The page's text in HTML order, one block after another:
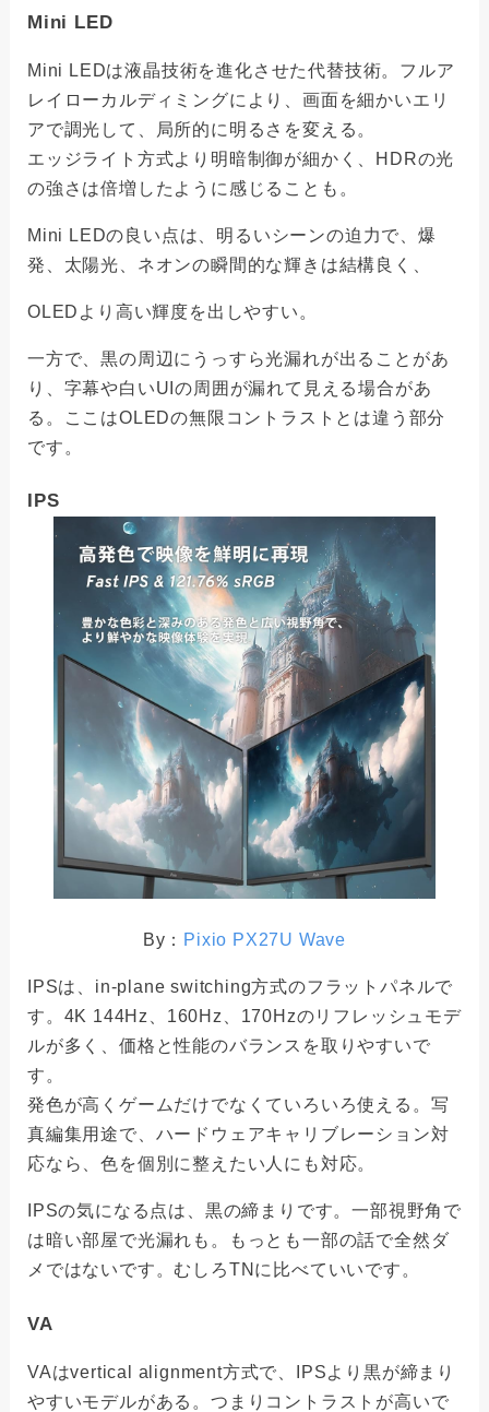
Mini LED
Mini LEDは液晶技術を進化させた代替技術。フルア
レイローカルディミングにより、画面を細かいエリ
アで調光して、局所的に明るさを変える。
エッジライト方式より明暗制御が細かく、HDRの光
の強さは倍増したように感じることも。
Mini LEDの良い点は、明るいシーンの迫力で、爆
発、太陽光、ネオンの瞬間的な輝きは結構良く、
OLEDより高い輝度を出しやすい。
一方で、黒の周辺にうっすら光漏れが出ることがあ
り、字幕や白いUIの周囲が漏れて見える場合があ
る。ここはOLEDの無限コントラストとは違う部分
です。
IPS
By： Pixio PX27U Wave
IPSは、in-plane switching方式のフラットパネルで
す。4K 144Hz、160Hz、170Hzのリフレッシュモデ
ルが多く、価格と性能のバランスを取りやすいで
す。
発色が高くゲームだけでなくていろいろ使える。写
真編集用途で、ハードウェアキャリブレーション対
応なら、色を個別に整えたい人にも対応。
IPSの気になる点は、黒の締まりです。一部視野角で
は暗い部屋で光漏れも。もっとも一部の話で全然ダ
メではないです。むしろTNに比べていいです。
VA
VAはvertical alignment方式で、IPSより黒が締まり
やすいモデルがある。つまりコントラストが高いで